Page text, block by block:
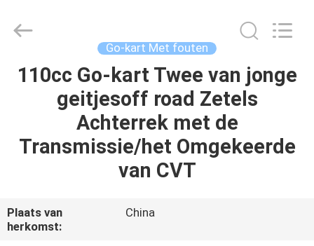
HUIS
PRODUCTEN
FABRIEKSREIS
Co.,Ltd.
Go-kart Met fouten
110cc Go-kart Twee van jonge
geitjesoff road Zetels
Achterrek met de
Transmissie/het Omgekeerde
van CVT
Plaats van
herkomst:
China